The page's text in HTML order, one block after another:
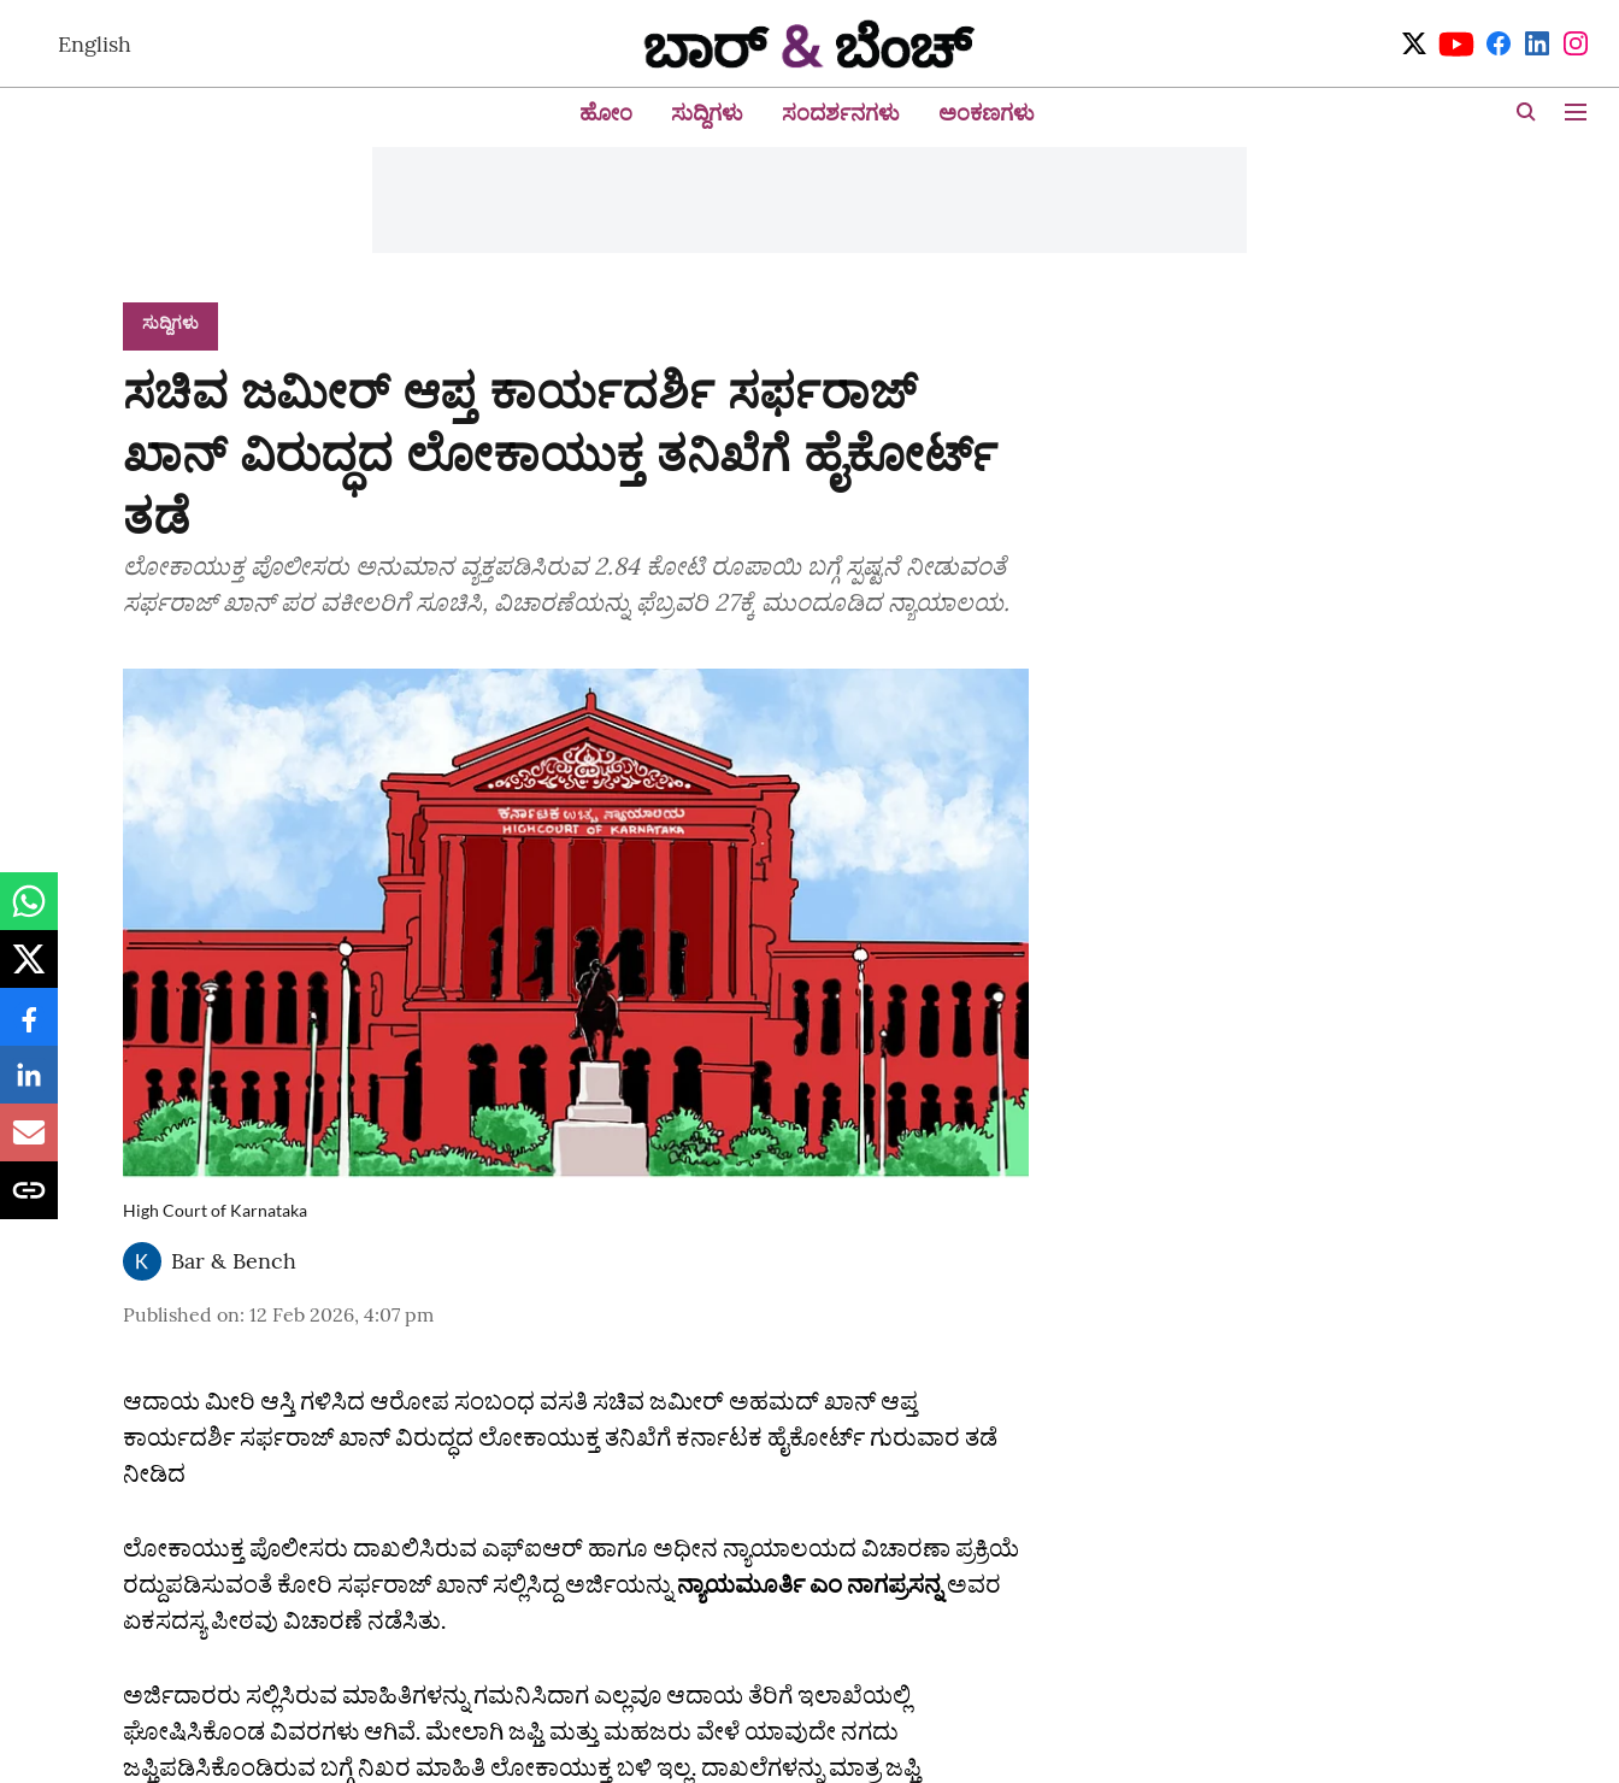
English
ಹೋಂ ಸುದ್ದಿಗಳು ಸಂದರ್ಶನಗಳು ಅಂಕಣಗಳು
ಸುದ್ದಿಗಳು
ಸಚಿವ ಜಮೀರ್‌ ಆಪ್ತ ಕಾರ್ಯದರ್ಶಿ ಸರ್ಫರಾಜ್‌
ಖಾನ್‌ ವಿರುದ್ಧದ ಲೋಕಾಯುಕ್ತ ತನಿಖೆಗೆ ಹೈಕೋರ್ಟ್‌
ತಡೆ
ಲೋಕಾಯುಕ್ತ ಪೊಲೀಸರು ಅನುಮಾನ ವ್ಯಕ್ತಪಡಿಸಿರುವ 2.84 ಕೋಟಿ ರೂಪಾಯಿ ಬಗ್ಗೆ ಸ್ಪಷ್ಟನೆ ನೀಡುವಂತೆ
ಸರ್ಫರಾಜ್ ಖಾನ್ ಪರ ವಕೀಲರಿಗೆ ಸೂಚಿಸಿ, ವಿಚಾರಣೆಯನ್ನು ಫೆಬ್ರವರಿ 27ಕ್ಕೆ ಮುಂದೂಡಿದ ನ್ಯಾಯಾಲಯ.
High Court of Karnataka
Bar & Bench
Published on: 12 Feb 2026, 4:07 pm
ಆದಾಯ ಮೀರಿ ಆಸ್ತಿ ಗಳಿಸಿದ ಆರೋಪ ಸಂಬಂಧ ವಸತಿ ಸಚಿವ ಜಮೀರ್ ಅಹಮದ್‌ ಖಾನ್ ಆಪ್ತ
ಕಾರ್ಯದರ್ಶಿ ಸರ್ಫರಾಜ್ ಖಾನ್ ವಿರುದ್ಧದ ಲೋಕಾಯುಕ್ತ ತನಿಖೆಗೆ ಕರ್ನಾಟಕ ಹೈಕೋರ್ಟ್ ಗುರುವಾರ ತಡೆ
ನೀಡಿದ
ಲೋಕಾಯುಕ್ತ ಪೊಲೀಸರು ದಾಖಲಿಸಿರುವ ಎಫ್ಐಆರ್ ಹಾಗೂ ಅಧೀನ ನ್ಯಾಯಾಲಯದ ವಿಚಾರಣಾ ಪ್ರಕ್ರಿಯೆ
ರದ್ದುಪಡಿಸುವಂತೆ ಕೋರಿ ಸರ್ಫರಾಜ್ ಖಾನ್ ಸಲ್ಲಿಸಿದ್ದ ಅರ್ಜಿಯನ್ನು ನ್ಯಾಯಮೂರ್ತಿ ಎಂ ನಾಗಪ್ರಸನ್ನಅವರ
ಏಕಸದಸ್ಯ ಪೀಠವು ವಿಚಾರಣೆ ನಡೆಸಿತು.
ಅರ್ಜಿದಾರರು ಸಲ್ಲಿಸಿರುವ ಮಾಹಿತಿಗಳನ್ನು ಗಮನಿಸಿದಾಗ ಎಲ್ಲವೂ ಆದಾಯ ತೆರಿಗೆ ಇಲಾಖೆಯಲ್ಲಿ
ಘೋಷಿಸಿಕೊಂಡ ವಿವರಗಳು ಆಗಿವೆ. ಮೇಲಾಗಿ ಜಫ್ತಿ ಮತ್ತು ಮಹಜರು ವೇಳೆ ಯಾವುದೇ ನಗದು
ಜಫ್ತಿಪಡಿಸಿಕೊಂಡಿರುವ ಬಗ್ಗೆ ನಿಖರ ಮಾಹಿತಿ ಲೋಕಾಯುಕ್ತ ಬಳಿ ಇಲ್ಲ. ದಾಖಲೆಗಳನ್ನು ಮಾತ್ರ ಜಫ್ತಿ